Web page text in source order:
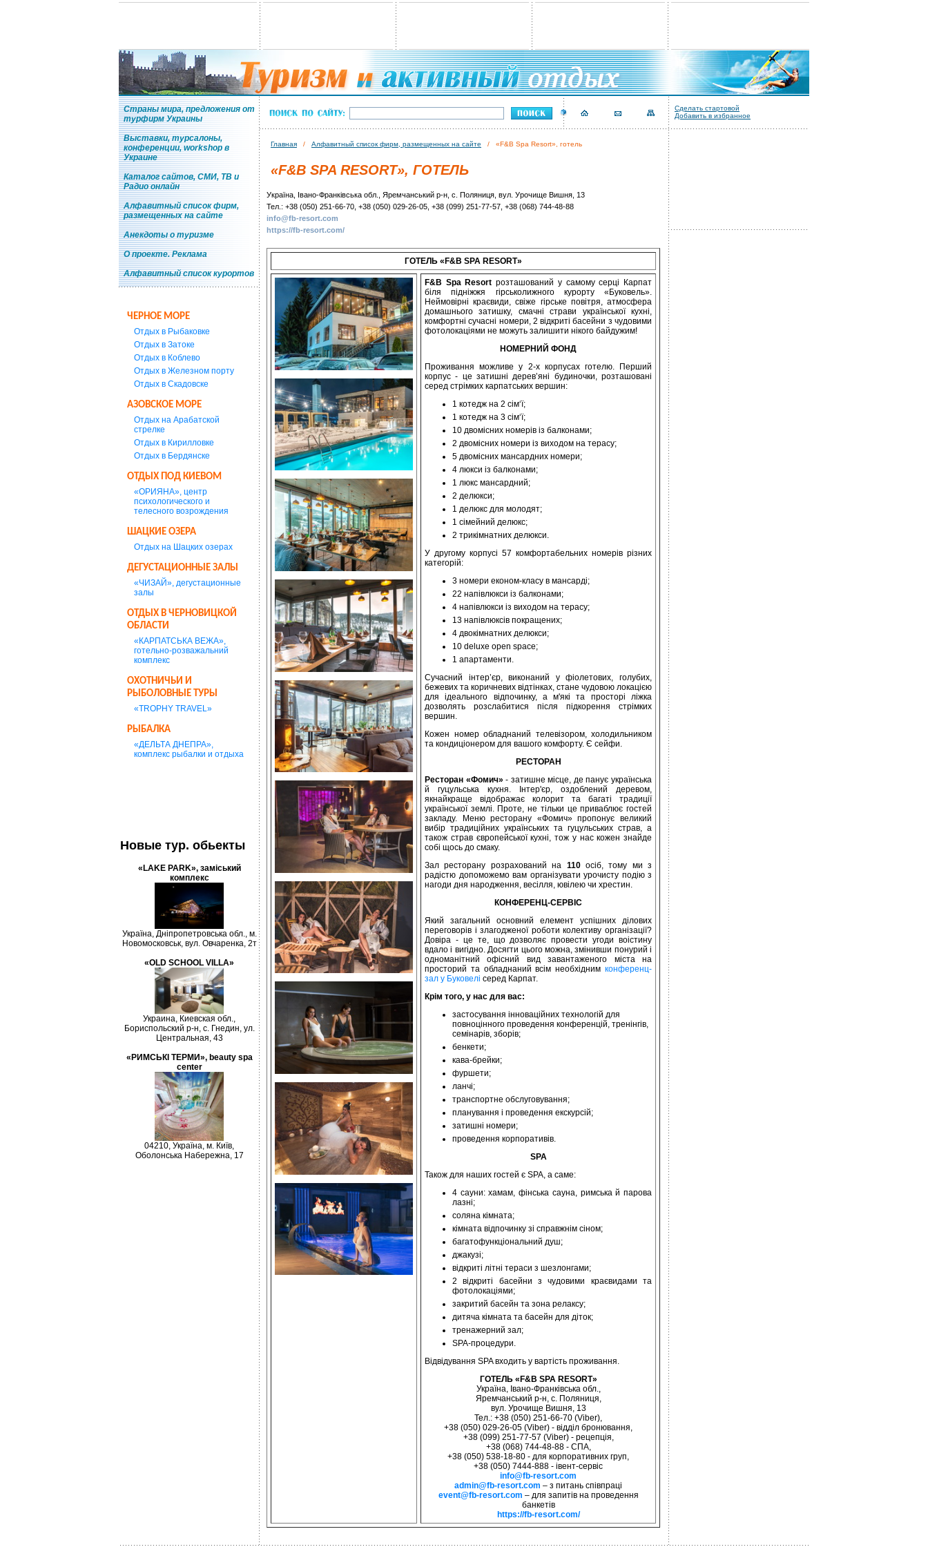
Страны мира, предложения от
турфирм Украины
Выставки, турсалоны,
конференции, workshop в
Украине
Каталог сайтов, СМИ, ТВ и
Радио онлайн
Алфавитный список фирм,
размещенных на сайте
Анекдоты о туризме
О проекте. Реклама
Алфавитный список курортов
ЧЕРНОЕ МОРЕ
Отдых в Рыбаковке
Отдых в Затоке
Отдых в Коблево
Отдых в Железном порту
Отдых в Скадовске
АЗОВСКОЕ МОРЕ
Отдых на Арабатской
стрелке
Отдых в Кирилловке
Отдых в Бердянске
ОТДЫХ ПОД КИЕВОМ
«ОРИЯНА», центр
психологического и
телесного возрождения
ШАЦКИЕ ОЗЕРА
Отдых на Шацких озерах
ДЕГУСТАЦИОННЫЕ ЗАЛЫ
«ЧИЗАЙ», дегустационные
залы
ОТДЫХ В ЧЕРНОВИЦКОЙ
ОБЛАСТИ
«КАРПАТСЬКА ВЕЖА»,
готельно-розважальний
комплекс
ОХОТНИЧЬИ И
РЫБОЛОВНЫЕ ТУРЫ
«TROPHY TRAVEL»
РЫБАЛКА
«ДЕЛЬТА ДНЕПРА»,
комплекс рыбалки и отдыха
Новые тур. обьекты
«LAKE PARK», заміський
комплекс
Україна, Дніпропетровська обл., м.
Новомосковськ, вул. Овчаренка, 2т
«OLD SCHOOL VILLA»
Украина, Киевская обл.,
Бориспольский р-н, с. Гнедин, ул.
Центральная, 43
«РИМСЬКІ ТЕРМИ», beauty spa
center
04210, Україна, м. Київ,
Оболонська Набережна, 17
Главная / Алфавитный список фирм, размещенных на сайте / «F&B Spa Resort», готель
«F&B SPA RESORT», ГОТЕЛЬ
Україна, Івано-Франківська обл., Яремчанський р-н, с. Поляниця, вул. Урочище Вишня, 13
Тел.: +38 (050) 251-66-70, +38 (050) 029-26-05, +38 (099) 251-77-57, +38 (068) 744-48-88
info@fb-resort.com
https://fb-resort.com/
ГОТЕЛЬ «F&B SPA RESORT»
F&B Spa Resort розташований у самому серці Карпат
біля підніжжя гірськолижного курорту «Буковель».
Неймовірні краєвиди, свіже гірське повітря, атмосфера
домашнього затишку, смачні страви української кухні,
комфортні сучасні номери, 2 відкриті басейни з чудовими
фотолокаціями не можуть залишити нікого байдужим!
НОМЕРНИЙ ФОНД
Проживання можливе у 2-х корпусах готелю. Перший
корпус - це затишні дерев’яні будиночки, розташовані
серед стрімких карпатських вершин:
1 котедж на 2 сім‘ї;
1 котедж на 3 сім‘ї;
10 двомісних номерів із балконами;
2 двомісних номери із виходом на терасу;
5 двомісних мансардних номери;
4 люкси із балконами;
1 люкс мансардний;
2 делюкси;
1 делюкс для молодят;
1 сімейний делюкс;
2 трикімнатних делюкси.
У другому корпусі 57 комфортабельних номерів різних
категорій:
3 номери економ-класу в мансарді;
22 напівлюкси із балконами;
4 напівлюкси із виходом на терасу;
13 напівлюксів покращених;
4 двокімнатних делюкси;
10 deluxe open space;
1 апартаменти.
Сучасний інтер’єр, виконаний у фіолетових, голубих,
бежевих та коричневих відтінках, стане чудовою локацією
для ідеального відпочинку, а м'які та просторі ліжка
дозволять розслабитися після підкорення стрімких
вершин.
Кожен номер обладнаний телевізором, холодильником
та кондиціонером для вашого комфорту. Є сейфи.
РЕСТОРАН
Ресторан «Фомич» - затишне місце, де панує українська
й гуцульська кухня. Інтер'єр, оздоблений деревом,
якнайкраще відображає колорит та багаті традиції
української землі. Проте, не тільки це приваблює гостей
закладу. Меню ресторану «Фомич» пропонує великий
вибір традиційних українських та гуцульських страв, а
також страв європейської кухні, тож у нас кожен знайде
собі щось до смаку.
Зал ресторану розрахований на 110осіб, тому ми з
радістю допоможемо вам організувати урочисту подію з
нагоди дня народження, весілля, ювілею чи хрестин.
КОНФЕРЕНЦ-СЕРВІС
Який загальний основний елемент успішних ділових
переговорів і злагодженої роботи колективу організації?
Довіра - це те, що дозволяє провести угоди воістину
вдало і вигідно. Досягти цього можна, змінивши понурий і
одноманітний офісний вид завантаженого міста на
просторий та обладнаний всім необхідним конференц-
зал у Буковелі серед Карпат.
Крім того, у нас для вас:
застосування інноваційних технологій для
повноцінного проведення конференцій, тренінгів,
семінарів, зборів;
бенкети;
кава-брейки;
фуршети;
ланчі;
транспортне обслуговування;
планування і проведення екскурсій;
затишні номери;
проведення корпоративів.
SPA
Також для наших гостей є SPA, а саме:
4 сауни: хамам, фінська сауна, римська й парова
лазні;
соляна кімната;
кімната відпочинку зі справжнім сіном;
багатофункціональний душ;
джакузі;
відкриті літні тераси з шезлонгами;
2 відкриті басейни з чудовими краєвидами та
фотолокаціями;
закритий басейн та зона релаксу;
дитяча кімната та басейн для діток;
тренажерний зал;
SPA-процедури.
Відвідування SPA входить у вартість проживання.
ГОТЕЛЬ «F&B SPA RESORT»
Україна, Івано-Франківська обл.,
Яремчанський р-н, с. Поляниця,
вул. Урочище Вишня, 13
Тел.: +38 (050) 251-66-70 (Viber),
+38 (050) 029-26-05 (Viber) - відділ бронювання,
+38 (099) 251-77-57 (Viber) - рецепція,
+38 (068) 744-48-88 - СПА,
+38 (050) 538-18-80 - для корпоративних груп,
+38 (050) 7444-888 - івент-сервіс
info@fb-resort.com
admin@fb-resort.com – з питань співпраці
event@fb-resort.com – для запитів на проведення
банкетів
https://fb-resort.com/
Сделать стартовой
Добавить в избранное